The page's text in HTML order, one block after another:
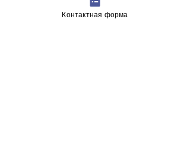
перед обществом".
Контактная форма